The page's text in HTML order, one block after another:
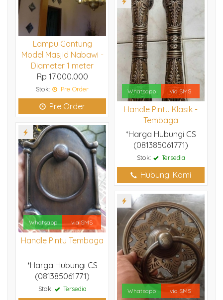
Lampu Gantung
Model Masjid Nabawi -
Diameter 1 meter
Rp 17.000.000
Stok: Pre Order
Pre Order
Whatsapp via SMS
Handle Pintu Klasik -
Tembaga
*Harga Hubungi CS
(081385061771)
Stok: Tersedia
Hubungi Kami
Whatsapp via SMS
Handle Pintu Tembaga
*Harga Hubungi CS
(081385061771)
Stok: Tersedia Whatsapp via SMS